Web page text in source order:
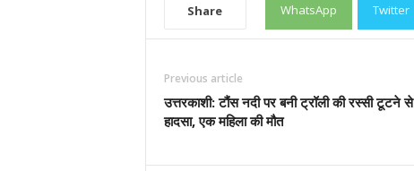
Share WhatsApp Twitter
Previous article
उत्तरकाशी: टौंस नदी पर बनी ट्रॉली की रस्सी टूटने से
हादसा, एक महिला की मौत